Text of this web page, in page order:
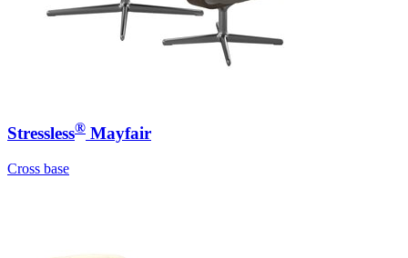
Stressless® Mayfair
Cross base